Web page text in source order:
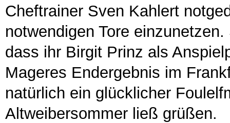
Cheftrainer Sven Kahlert
notwendigen Tore
dass ihr Birgit Prinz als
Mageres Endergebnis im
natürlich ein glücklicher
Altweibersommer ließ grüßen.